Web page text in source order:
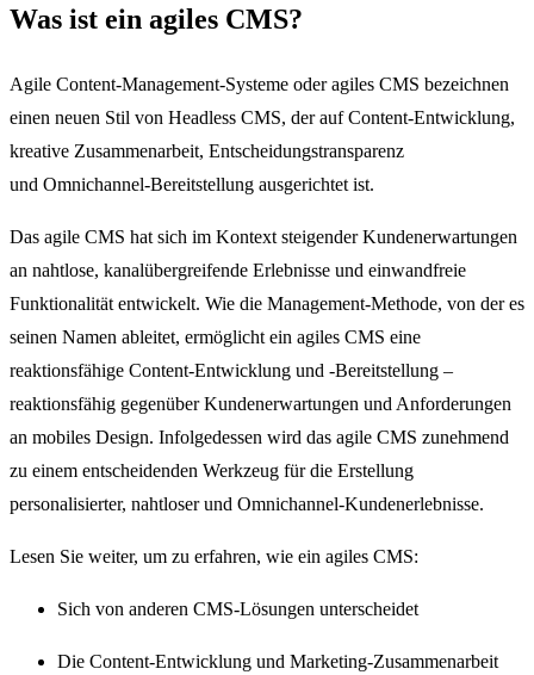
Was ist ein agiles CMS?
Agile Content-Management-Systeme oder agiles CMS bezeichnen
einen neuen Stil von Headless CMS, der auf Content-Entwicklung,
kreative Zusammenarbeit, Entscheidungstransparenz
und Omnichannel-Bereitstellung ausgerichtet ist.
Das agile CMS hat sich im Kontext steigender Kundenerwartungen
an nahtlose, kanalübergreifende Erlebnisse und einwandfreie
Funktionalität entwickelt. Wie die Management-Methode, von der es
seinen Namen ableitet, ermöglicht ein agiles CMS eine
reaktionsfähige Content-Entwicklung und -Bereitstellung –
reaktionsfähig gegenüber Kundenerwartungen und Anforderungen
an mobiles Design. Infolgedessen wird das agile CMS zunehmend
zu einem entscheidenden Werkzeug für die Erstellung
personalisierter, nahtloser und Omnichannel-Kundenerlebnisse.
Lesen Sie weiter, um zu erfahren, wie ein agiles CMS:
Sich von anderen CMS-Lösungen unterscheidet
Die Content-Entwicklung und Marketing-Zusammenarbeit